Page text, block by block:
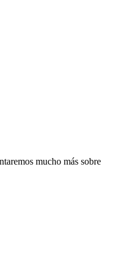
mucho más sobre